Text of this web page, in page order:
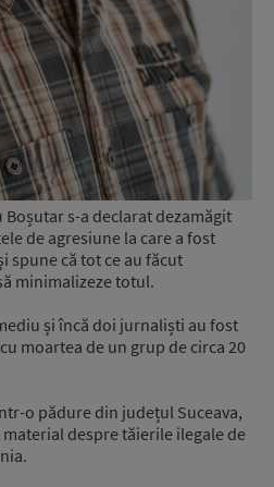
s-a declarat dezamăgit
de agresiune la care a fost
spune că tot ce au făcut
minimalizeze totul.
și încă doi jurnaliști au fost
moartea de un grup de circa 20
o pădure din județul Suceava,
despre tăierile ilegale de